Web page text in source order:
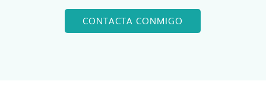
CONTACTA CONMIGO